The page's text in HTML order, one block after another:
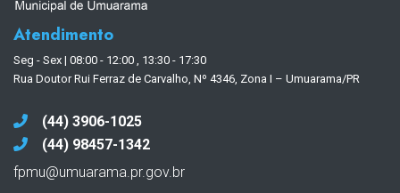
Atendimento
Seg - Sex | 08:00 - 12:00 , 13:30 - 17:30
Rua Doutor Rui Ferraz de Carvalho, Nº 4346, Zona I – Umuarama/PR
(44) 3906-1025
(44) 98457-1342
fpmu@umuarama.pr.gov.br